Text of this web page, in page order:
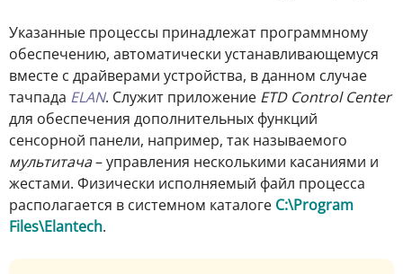
Указанные процессы принадлежат программному
обеспечению, автоматически устанавливающемуся
вместе с драйверами устройства, в данном случае
тачпада ELAN. Служит приложение ETD Control Center
для обеспечения дополнительных функций
сенсорной панели, например, так называемого
мультитача– управления несколькими касаниями и
жестами. Физически исполняемый файл процесса
располагается в системном каталоге C:\Program
Files\Elantech.